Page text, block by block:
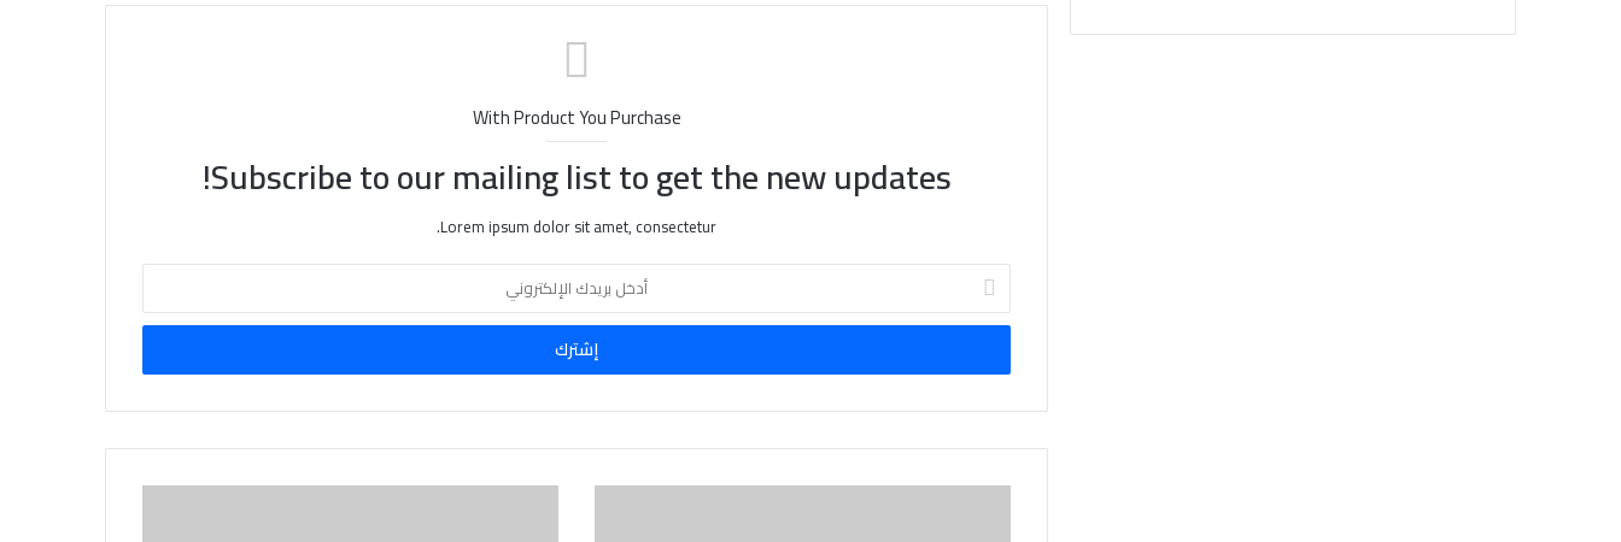
With Product You Purchase
Subscribe to our mailing list to get the new updates!
Lorem ipsum dolor sit amet, consectetur.
خ
ب
د